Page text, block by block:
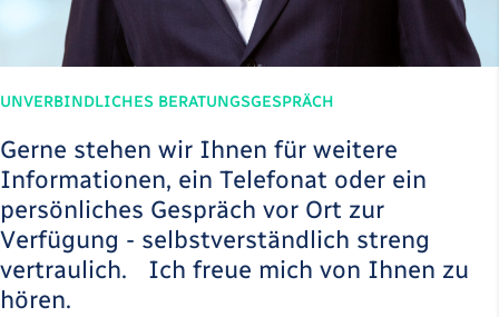
UNVERBINDLICHES BERATUNGSGESPRÄCH
Gerne stehen wir Ihnen für weitere
Informationen, ein Telefonat oder ein
persönliches Gespräch vor Ort zur
Verfügung - selbstverständlich streng
vertraulich. Ich freue mich von Ihnen zu
hören.